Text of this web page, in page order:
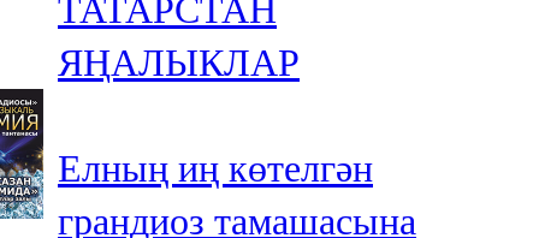
ТАТАРСТАН
ЯҢАЛЫКЛАР
Елның иң көтелгән
грандиоз тамашасына